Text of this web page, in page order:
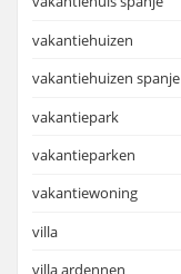
vakantiehuizen
vakantiehuizen spanje
vakantiepark
vakantieparken
vakantiewoning
villa
villa ardennen